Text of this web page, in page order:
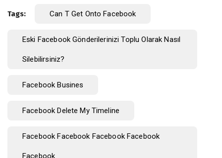
Tags: Can T Get Onto Facebook
Eski Facebook Gönderilerinizi Toplu Olarak Nasıl
Silebilirsiniz?
Facebook Busines
Facebook Delete My Timeline
Facebook Facebook Facebook Facebook
Facebook